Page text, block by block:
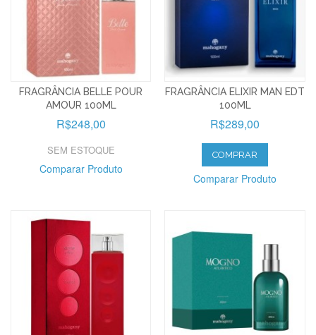
FRAGRÂNCIA BELLE POUR
AMOUR 100ML
R$248,00
SEM ESTOQUE
Comparar Produto
FRAGRÂNCIA ELIXIR MAN EDT
100ML
R$289,00
COMPRAR
Comparar Produto